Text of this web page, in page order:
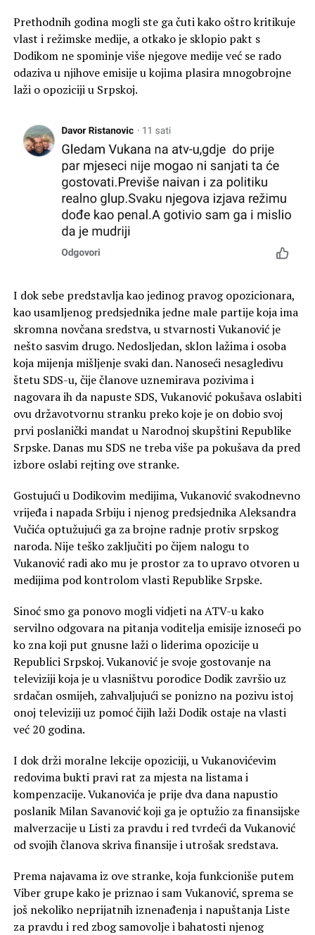
Prethodnih godina mogli ste ga čuti kako oštro kritikuje
vlast i režimske medije, a otkako je sklopio pakt s
Dodikom ne spominje više njegove medije već se rado
odaziva u njihove emisije u kojima plasira mnogobrojne
laži o opoziciji u Srpskoj.
I dok sebe predstavlja kao jedinog pravog opozicionara,
kao usamljenog predsjednika jedne male partije koja ima
skromna novčana sredstva, u stvarnosti Vukanović je
nešto sasvim drugo. Nedosljedan, sklon lažima i osoba
koja mijenja mišljenje svaki dan. Nanoseći nesagledivu
štetu SDS-u, čije članove uznemirava pozivima i
nagovara ih da napuste SDS, Vukanović pokušava oslabiti
ovu državotvornu stranku preko koje je on dobio svoj
prvi poslanički mandat u Narodnoj skupštini Republike
Srpske. Danas mu SDS ne treba više pa pokušava da pred
izbore oslabi rejting ove stranke.
Gostujući u Dodikovim medijima, Vukanović svakodnevno
vrijeđa i napada Srbiju i njenog predsjednika Aleksandra
Vučića optužujući ga za brojne radnje protiv srpskog
naroda. Nije teško zaključiti po čijem nalogu to
Vukanović radi ako mu je prostor za to upravo otvoren u
medijima pod kontrolom vlasti Republike Srpske.
Sinoć smo ga ponovo mogli vidjeti na ATV-u kako
servilno odgovara na pitanja voditelja emisije iznoseći po
ko zna koji put gnusne laži o liderima opozicije u
Republici Srpskoj. Vukanović je svoje gostovanje na
televiziji koja je u vlasništvu porodice Dodik završio uz
srdačan osmijeh, zahvaljujući se ponizno na pozivu istoj
onoj televiziji uz pomoć čijih laži Dodik ostaje na vlasti
već 20 godina.
I dok drži moralne lekcije opoziciji, u Vukanovićevim
redovima bukti pravi rat za mjesta na listama i
kompenzacije. Vukanovića je prije dva dana napustio
poslanik Milan Savanović koji ga je optužio za finansijske
malverzacije u Listi za pravdu i red tvrdeći da Vukanović
od svojih članova skriva finansije i utrošak sredstava.
Prema najavama iz ove stranke, koja funkcioniše putem
Viber grupe kako je priznao i sam Vukanović, sprema se
još nekoliko neprijatnih iznenađenja i napuštanja Liste
za pravdu i red zbog samovolje i bahatosti njenog